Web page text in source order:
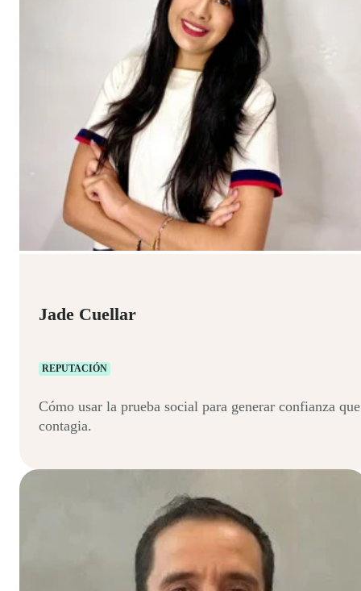
Jade Cuellar
REPUTACIÓN
Cómo usar la prueba social para generar confianza
contagia.